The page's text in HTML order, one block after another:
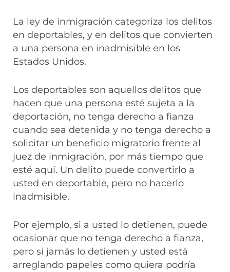
La ley de inmigración categoriza los delitos
en deportables, y en delitos que convierten
a una persona en inadmisible en los
Estados Unidos.
Los deportables son aquellos delitos que
hacen que una persona esté sujeta a la
deportación, no tenga derecho a fianza
cuando sea detenida y no tenga derecho a
solicitar un beneficio migratorio frente al
juez de inmigración, por más tiempo que
esté aquí. Un delito puede convertirlo a
usted en deportable, pero no hacerlo
inadmisible.
Por ejemplo, si a usted lo detienen, puede
ocasionar que no tenga derecho a fianza,
pero si jamás lo detienen y usted está
arreglando papeles como quiera podría